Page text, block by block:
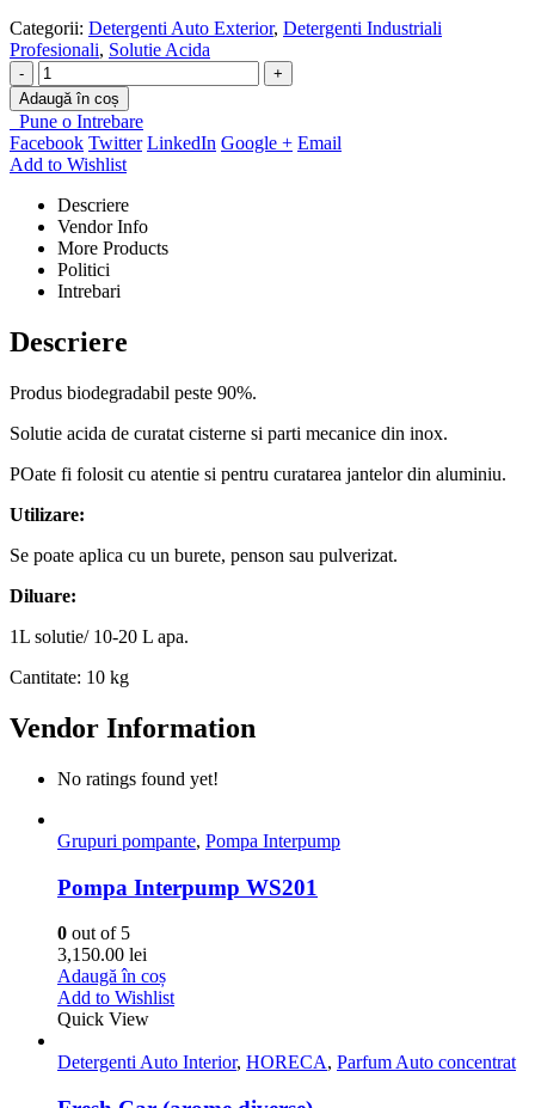
Categorii: Detergenti Auto Exterior, Detergenti Industriali
Profesionali, Solutie Acida
-
+
Adaugă în coș
Pune o Intrebare
Facebook Twitter LinkedIn Google + Email
Add to Wishlist
Descriere
Vendor Info
More Products
Politici
Intrebari
Descriere
Produs biodegradabil peste 90%.
Solutie acida de curatat cisterne si parti mecanice din inox.
POate fi folosit cu atentie si pentru curatarea jantelor din aluminiu.
Utilizare:
Se poate aplica cu un burete, penson sau pulverizat.
Diluare:
1L solutie/ 10-20 L apa.
Cantitate: 10 kg
Vendor Information
No ratings found yet!
Grupuri pompante, Pompa Interpump
Pompa Interpump WS201
0 out of 5
3,150.00 lei
Adaugă în coș
Add to Wishlist
Quick View
Detergenti Auto Interior, HORECA, Parfum Auto concentrat